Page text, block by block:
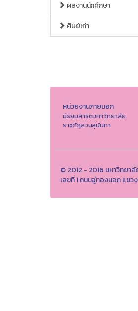
ผลงานนักศึกษา
ศิษย์เก่า
หน่วยงานภายนอก
มัธยมสาธิตมหาวิทยาลัย
ราชภัฎสวนสุนันทา
© 2012 - 2016 มหาวิทยา
เลขที่ 1 ถนนอู่ทองนอก แข